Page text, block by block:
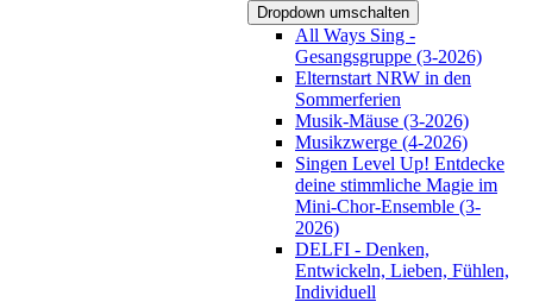
Dropdown umschalten
All Ways Sing -
Gesangsgruppe (3-2026)
Elternstart NRW in den
Sommerferien
Musik-Mäuse (3-2026)
Musikzwerge (4-2026)
Singen Level Up! Entdecke
deine stimmliche Magie im
Mini-Chor-Ensemble (3-
2026)
DELFI - Denken,
Entwickeln, Lieben, Fühlen,
Individuell